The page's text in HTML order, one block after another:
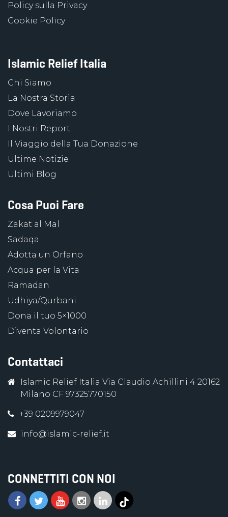
Policy sulla Privacy
Cookie Policy
Islamic Relief Italia
Chi Siamo
La Nostra Storia
Dove Lavoriamo
I Nostri Report
Il Viaggio della Tua Donazione
Ultime Notizie
Ultimi Blog
Cosa Puoi Fare
Zakat al Mal
Sadaqa
Adotta un Orfano
Acqua per la Vita
Ramadan
Udhiya/Qurbani
Dona il tuo 5×1000
Diventa Volontario
Contattaci
Islamic Relief Italia Via Claudio Achillini 4 20162
Milano CF 97325770150
+39 0209979047
info@islamic-relief.it
CONNETTITI CON NOI